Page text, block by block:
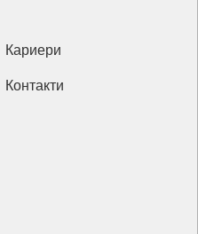
Кариери
Контакти